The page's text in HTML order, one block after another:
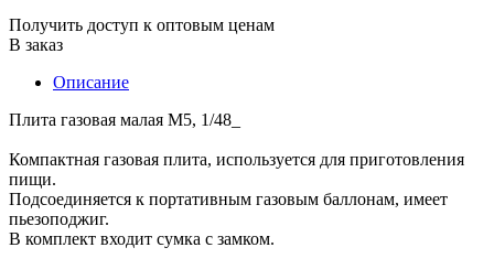
Получить доступ к оптовым ценам
В заказ
Описание
Плита газовая малая М5, 1/48_
Компактная газовая плита, используется для приготовления
пищи.
Подсоединяется к портативным газовым баллонам, имеет
пьезоподжиг.
В комплект входит сумка с замком.